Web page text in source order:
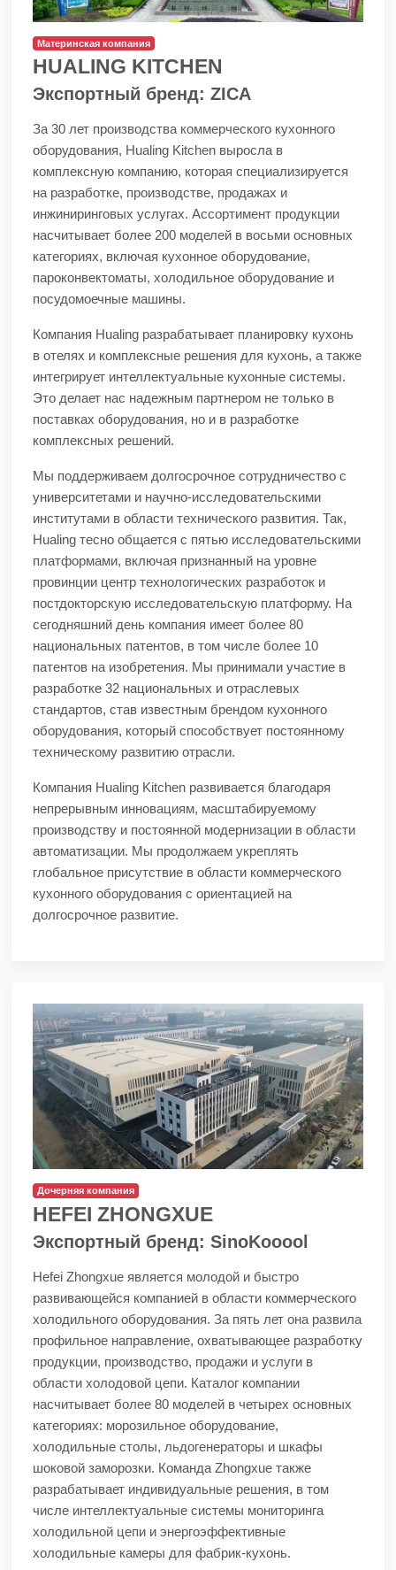
HUALING KITCHEN
Материнская компания
Экспортный бренд: ZICA
За 30 лет производства коммерческого кухонного
оборудования, Hualing Kitchen выросла в
комплексную компанию, которая специализируется
на разработке, производстве, продажах и
инжиниринговых услугах. Ассортимент продукции
насчитывает более 200 моделей в восьми основных
категориях, включая кухонное оборудование,
пароконвектоматы, холодильное оборудование и
посудомоечные машины.
Компания Hualing разрабатывает планировку кухонь
в отелях и комплексные решения для кухонь, а также
интегрирует интеллектуальные кухонные системы.
Это делает нас надежным партнером не только в
поставках оборудования, но и в разработке
комплексных решений.
Мы поддерживаем долгосрочное сотрудничество с
университетами и научно-исследовательскими
институтами в области технического развития. Так,
Hualing тесно общается с пятью исследовательскими
платформами, включая признанный на уровне
провинции центр технологических разработок и
постдокторскую исследовательскую платформу. На
сегодняшний день компания имеет более 80
национальных патентов, в том числе более 10
патентов на изобретения. Мы принимали участие в
разработке 32 национальных и отраслевых
стандартов, став известным брендом кухонного
оборудования, который способствует постоянному
техническому развитию отрасли.
Компания Hualing Kitchen развивается благодаря
непрерывным инновациям, масштабируемому
производству и постоянной модернизации в области
автоматизации. Мы продолжаем укреплять
глобальное присутствие в области коммерческого
кухонного оборудования с ориентацией на
долгосрочное развитие.
HEFEI ZHONGXUE
Дочерняя компания
Экспортный бренд: SinoKooool
Hefei Zhongxue является молодой и быстро
развивающейся компанией в области коммерческого
холодильного оборудования. За пять лет она развила
профильное направление, охватывающее разработку
продукции, производство, продажи и услуги в
области холодовой цепи. Каталог компании
насчитывает более 80 моделей в четырех основных
категориях: морозильное оборудование,
холодильные столы, льдогенераторы и шкафы
шоковой заморозки. Команда Zhongxue также
разрабатывает индивидуальные решения, в том
числе интеллектуальные системы мониторинга
холодильной цепи и энергоэффективные
холодильные камеры для фабрик-кухонь.